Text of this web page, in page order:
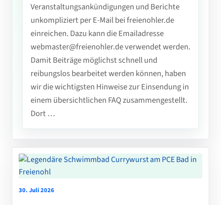
Veranstaltungsankündigungen und Berichte
unkompliziert per E-Mail bei freienohler.de
einreichen. Dazu kann die Emailadresse
webmaster@freienohler.de verwendet werden.
Damit Beiträge möglichst schnell und
reibungslos bearbeitet werden können, haben
wir die wichtigsten Hinweise zur Einsendung in
einem übersichtlichen FAQ zusammengestellt.
Dort …
30. Juli 2026